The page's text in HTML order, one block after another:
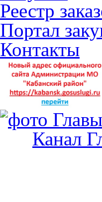
Реестр
Портал
Контакты
Канал